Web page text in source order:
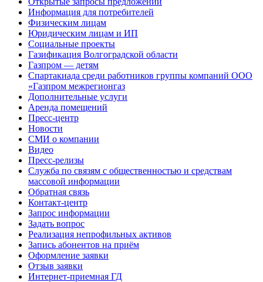
Информация для потребителей
Физическим лицам
Юридическим лицам и ИП
Социальные проекты
Газификация Волгоградской области
Газпром — детям
Спартакиада среди работников группы компаний ООО
«Газпром межрегионгаз
Дополнительные услуги
Аренда помещений
Пресс-центр
Новости
СМИ о компании
Видео
Пресс-релизы
Служба по связям с общественностью и средствам
массовой информации
Обратная связь
Контакт-центр
Запрос информации
Задать вопрос
Реализация непрофильных активов
Запись абонентов на приём
Оформление заявки
Отзыв заявки
Интернет-приемная ГД